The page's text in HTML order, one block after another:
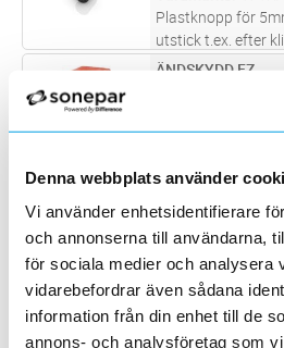
Denna webbplats använder
Vi använder enhetsidentifierare
och annonserna till användarna,
för sociala medier och analysera
vidarebefordrar även sådana
information från din enhet till de
annons- och analysföretag som
Plastknopp för
utstick t.ex. efter
st/frp, tillverkad i
ST Lägg i
ÄNDSKYDD FZ
Ändskydd avsedd
ÄNDSKYDD
ArtNr 1115819
Varumärke MP
Rödfärgat
FDV.(2x41x41 mm)
FP Lägg i
PLASTKNOPP
ArtNr
1133378